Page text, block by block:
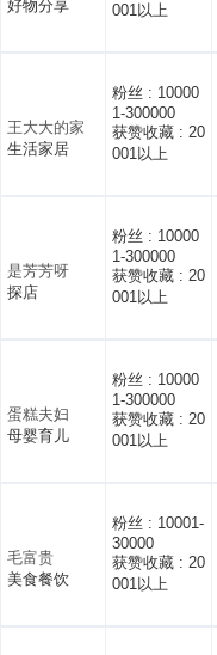
好物分享 001以上
王大大的家
生活家居
粉丝 : 10000
1-300000
获赞收藏 : 20
001以上
是芳芳呀
探店
粉丝 : 10000
1-300000
获赞收藏 : 20
001以上
蛋糕夫妇
母婴育儿
粉丝 : 10000
1-300000
获赞收藏 : 20
001以上
毛富贵
美食餐饮
粉丝 : 10001-
30000
获赞收藏 : 20
001以上